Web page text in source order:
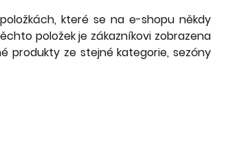
které se na e-shopu někdy
položek je zákazníkovi zobrazena
produkty ze stejné kategorie, sezóny